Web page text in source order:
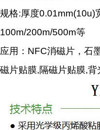
规格:厚度0.01mm(10u)
100m/200m/500m等
应用：NFC消磁片，石
磁片贴膜,隔磁片贴膜,背